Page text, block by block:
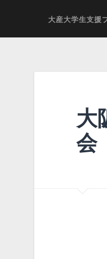
大産大学生支援
大
会